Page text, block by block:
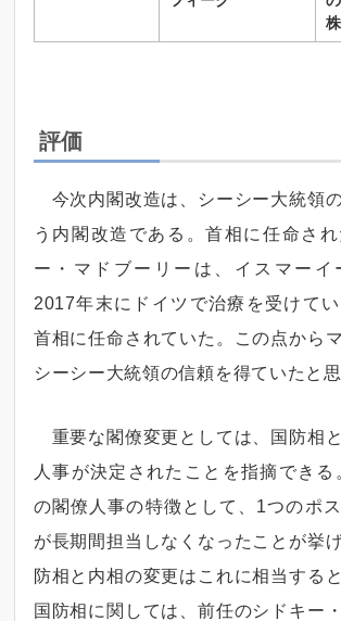
評価
今次内閣改造は、シーシー大統領
う内閣改造である。首相に任命さ
ー・マドブーリーは、イスマーイ
2017年末にドイツで治療を受けて
首相に任命されていた。この点から
シーシー大統領の信頼を得ていたと思
重要な閣僚変更としては、国防相
人事が決定されたことを指摘できる
の閣僚人事の特徴として、1つのポ
が長期間担当しなくなったことが挙
防相と内相の変更はこれに相当する
国防相に関しては、前任のシドキー